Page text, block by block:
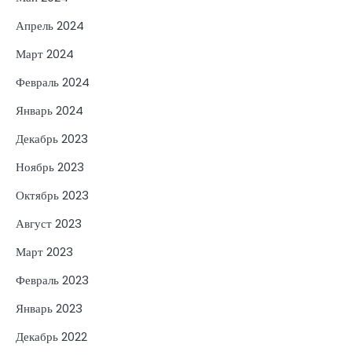
Апрель 2024
Март 2024
Февраль 2024
Январь 2024
Декабрь 2023
Ноябрь 2023
Октябрь 2023
Август 2023
Март 2023
Февраль 2023
Январь 2023
Декабрь 2022